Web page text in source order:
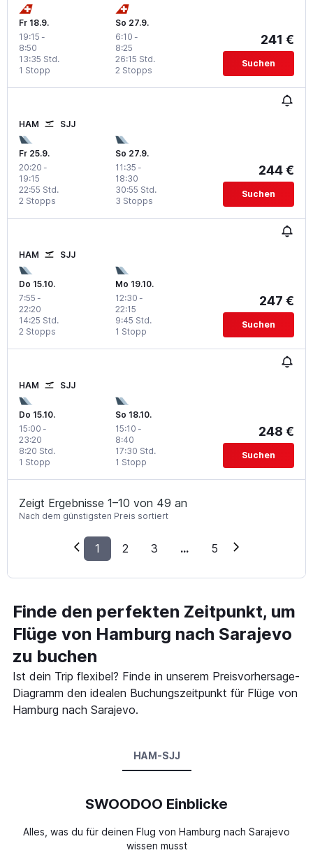
Fr 18.9.
19:15 -
8:50
1 Stopp
13:35 Std.
So 27.9.
6:10 -
8:25
2 Stopps
26:15 Std.
241 €
Suchen
HAM SJJ
Fr 25.9.
20:20 -
19:15
2 Stopps
22:55 Std.
So 27.9.
11:35 -
18:30
3 Stopps
30:55 Std.
244 €
Suchen
HAM SJJ
Do 15.10.
7:55 -
22:20
2 Stopps
14:25 Std.
Mo 19.10.
12:30 -
22:15
1 Stopp
9:45 Std.
247 €
Suchen
HAM SJJ
Do 15.10.
15:00 -
23:20
1 Stopp
8:20 Std.
So 18.10.
15:10 -
8:40
1 Stopp
17:30 Std.
248 €
Suchen
Zeigt Ergebnisse 1–10 von 49 an
Nach dem günstigsten Preis sortiert
1 2 3 ... 5
Finde den perfekten Zeitpunkt, um
Flüge von Hamburg nach Sarajevo
zu buchen
Ist dein Trip flexibel? Finde in unserem Preisvorhersage-
Diagramm den idealen Buchungszeitpunkt für Flüge von
Hamburg nach Sarajevo.
HAM-SJJ
SWOODOO Einblicke
Alles, was du für deinen Flug von Hamburg nach Sarajevo
wissen musst